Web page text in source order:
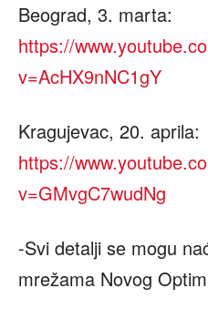
Beograd, 3. marta:
https://
v=AcHX9nNC1gY
Kragujevac, 20. aprila:
https://
v=GMvgC7wudNg
-Svi detalji se mogu
mrežama Novog